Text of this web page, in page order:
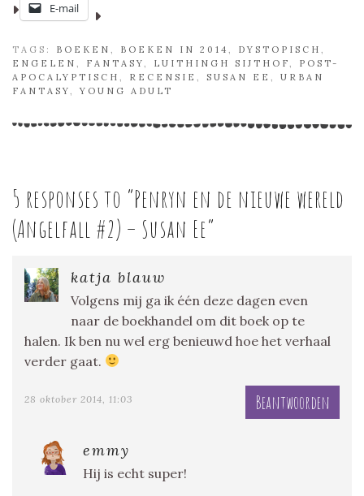
E-mail
TAGS: BOEKEN BOEKEN IN 2014 DYSTOPISCH
ENGELEN
FANTASY LUITHINGH SIJTHOF
POST-
APOCALYPTISCH
RECENSIE SUSAN EE
URBAN
FANTASY
,YOUNG ADULT
5 responses to “Penryn en de nieuwe wereld
(Angelfall #2) – Susan Ee”
katja blauw
Volgens mij ga ik één deze dagen even
naar de boekhandel om dit boek op te
halen. Ik ben nu wel erg benieuwd hoe het verhaal
verder gaat.
28 oktober 2014, 11:03 Beantwoorden
emmy
Hij is echt super!